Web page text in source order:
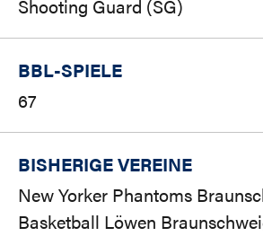
Shooting Guard (SG)
BBL-SPIELE
67
BISHERIGE VEREINE
New Yorker Phantoms
Basketball Löwen